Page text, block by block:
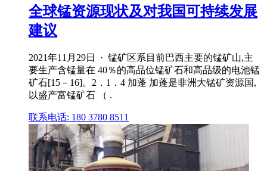
全球锰资源现状及对我国可持续发展
建议
2021年11月29日 · 锰矿区系目前巴西主要的锰矿山,主
要生产含锰量在 40％的高品位锰矿石和高品级的电池锰
矿石[15－16]。2．1．4 加蓬 加蓬是非洲大锰矿资源国,
以盛产富锰矿石 （ .
联系电话: 180 3780 8511